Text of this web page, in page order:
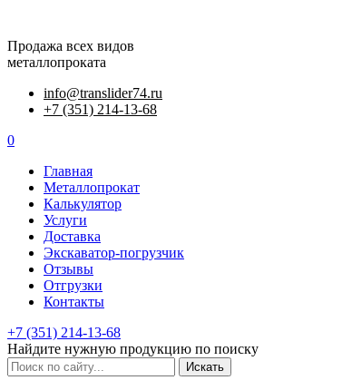
Продажа всех видов
металлопроката
info@translider74.ru
+7 (351) 214-13-68
0
Главная
Металлопрокат
Калькулятор
Услуги
Доставка
Экскаватор-погрузчик
Отзывы
Отгрузки
Контакты
+7 (351) 214-13-68
Найдите нужную продукцию по поиску
Искать